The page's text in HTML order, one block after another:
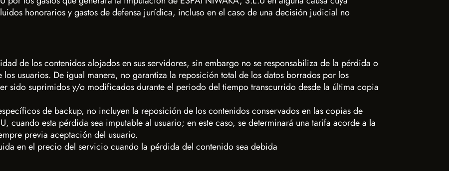
honorarios y gastos de defensa jurídica, incluso en el caso de una decisión judicial no
de los contenidos alojados en sus servidores, sin embargo no se responsabiliza de la pérdida o
usuarios. De igual manera, no garantiza la reposición total de los datos borrados por los
sido suprimidos y/o modificados durante el periodo del tiempo transcurrido desde la última copia
de backup, no incluyen la reposición de los contenidos conservados en las copias de
cuando esta pérdida sea imputable al usuario; en este caso, se determinará una tarifa acorde a la
previa aceptación del usuario.
en el precio del servicio cuando la pérdida del contenido sea debida